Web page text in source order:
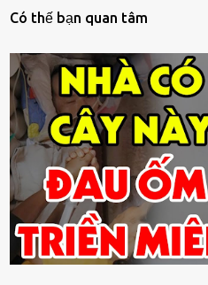
Có thế bạn quan tâm